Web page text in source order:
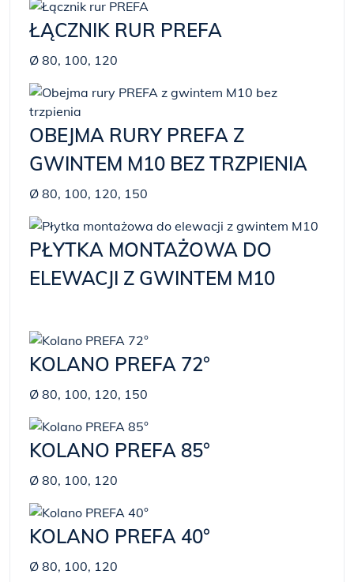
ŁĄCZNIK RUR PREFA
Ø 80, 100, 120
OBEJMA RURY PREFA Z
GWINTEM M10 BEZ TRZPIENIA
Ø 80, 100, 120, 150
PŁYTKA MONTAŻOWA DO
ELEWACJI Z GWINTEM M10
KOLANO PREFA 72°
Ø 80, 100, 120, 150
KOLANO PREFA 85°
Ø 80, 100, 120
KOLANO PREFA 40°
Ø 80, 100, 120